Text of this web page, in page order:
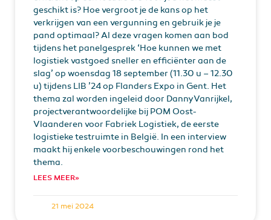
geschikt is? Hoe vergroot je de kans op het
verkrijgen van een vergunning en gebruik je je
pand optimaal? Al deze vragen komen aan bod
tijdens het panelgesprek ‘Hoe kunnen we met
logistiek vastgoed sneller en efficiënter aan de
slag’ op woensdag 18 september (11.30 u – 12.30
u) tijdens LIB ’24 op Flanders Expo in Gent. Het
thema zal worden ingeleid door Danny Vanrijkel,
projectverantwoordelijke bij POM Oost-
Vlaanderen voor Fabriek Logistiek, de eerste
logistieke testruimte in België. In een interview
maakt hij enkele voorbeschouwingen rond het
thema.
LEES MEER»
21 mei 2024